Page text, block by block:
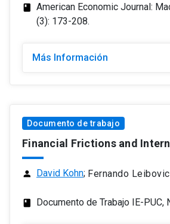
class
American Economic Journal:
(3): 173-208.
Más Información
Documento de trabajo
Financial Frictions and
person David Kohn; Fernando
class Documento de Trabajo IE-PUC,